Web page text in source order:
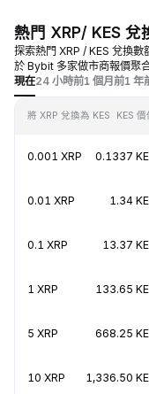
熱門 XRP/ KES 兌
探索熱門 XRP / KES 兌換
於 Bybit 多家做市商報價聚
現在24 小時前1 個月前1 年
將 XRP 兌換為 KES KES 價
0.001 XRP 0.1337
0.01 XRP 1.34
0.1 XRP 13.37
1 XRP 133.65
5 XRP 668.25
10 XRP 1,336.50